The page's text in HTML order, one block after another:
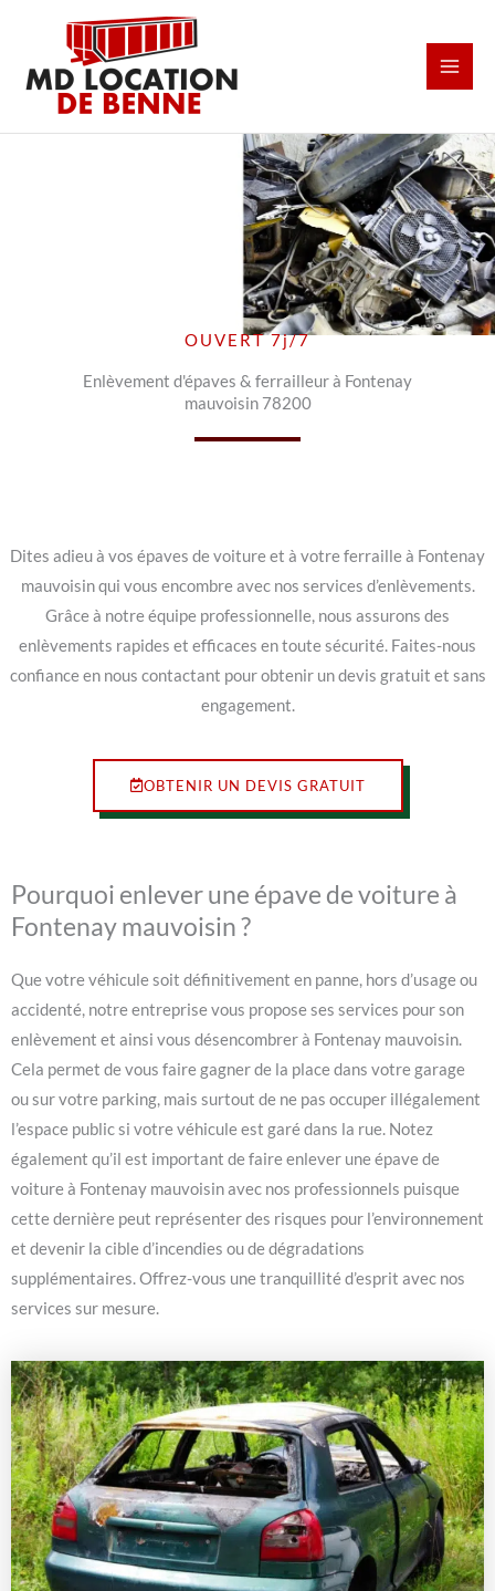
contenu
OUVERT 7j/7
Enlèvement d'épaves & ferrailleur à Fontenay
mauvoisin 78200
Dites adieu à vos épaves de voiture et à votre ferraille à Fontenay
mauvoisin qui vous encombre avec nos services d’enlèvements.
Grâce à notre équipe professionnelle, nous assurons des
enlèvements rapides et efficaces en toute sécurité. Faites-nous
confiance en nous contactant pour obtenir un devis gratuit et sans
engagement.
OBTENIR UN DEVIS GRATUIT
Pourquoi enlever une épave de voiture à
Fontenay mauvoisin ?
Que votre véhicule soit définitivement en panne, hors d’usage ou
accidenté, notre entreprise vous propose ses services pour son
enlèvement et ainsi vous désencombrer à Fontenay mauvoisin.
Cela permet de vous faire gagner de la place dans votre garage
ou sur votre parking, mais surtout de ne pas occuper illégalement
l’espace public si votre véhicule est garé dans la rue. Notez
également qu’il est important de faire enlever une épave de
voiture à Fontenay mauvoisin avec nos professionnels puisque
cette dernière peut représenter des risques pour l’environnement
et devenir la cible d’incendies ou de dégradations
supplémentaires. Offrez-vous une tranquillité d’esprit avec nos
services sur mesure.